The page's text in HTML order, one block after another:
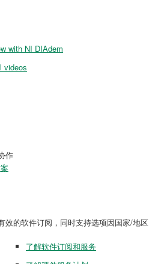
with NI DIAdem
videos
作
效的软件订阅，同时支持选项因国家/地区
了解软件订阅和服务